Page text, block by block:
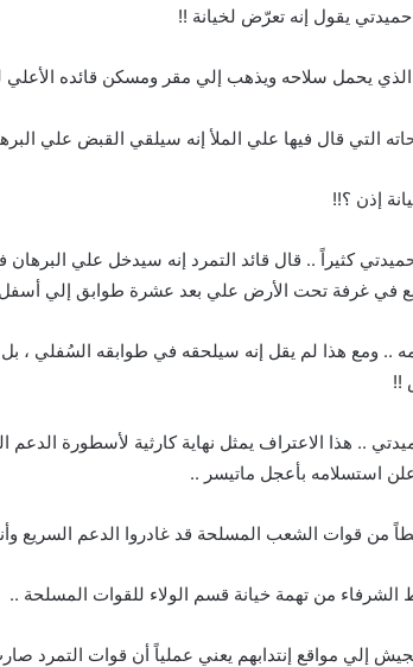
يقول إنه تعرّض لخيانة !!
يحمل سلاحه ويذهب إلي مقر ومسكن قائده الأعلي
التي قال فيها علي الملأ إنه سيلقي القبض علي
إذن ؟!!
كثيراً .. قال قائد التمرد إنه سيدخل علي
في غرفة تحت الأرض علي بعد عشرة طوابق إلي
ومع هذا لم يقل إنه سيلحقه في طوابقه السُفلي ،
!!
.. هذا الاعتراف يمثل نهاية كارثية لأسطورة
استسلامه بأعجل ماتيسر ..
الشرفاء من تهمة خيانة قسم الولاء للقوات المسلحة ..
ضباط الجيش إلي مواقع إنتدابهم يعني عملياً أن قوات